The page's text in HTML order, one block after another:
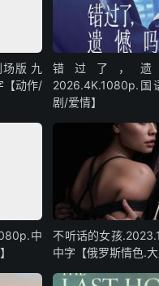
版 九
【动作/
错过了，遗
2026.4K.1080p.国
剧/爱情】
中
不听话的女孩
中字【俄罗斯情色.大